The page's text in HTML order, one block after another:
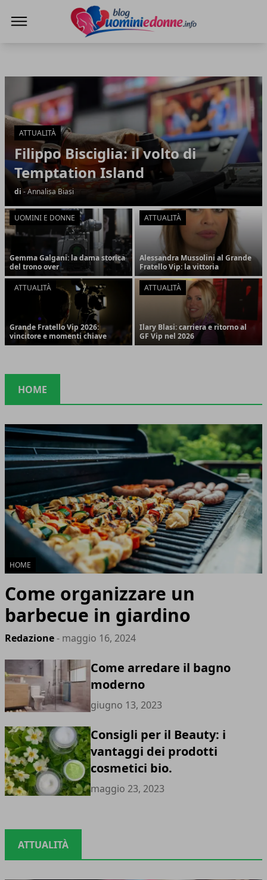
Articoli in Evidenza
ATTUALITÀ
Filippo Bisciglia: il volto di
Temptation Island
di - Annalisa Biasi
UOMINI E DONNE
Gemma Galgani: la dama storica
del trono over
ATTUALITÀ
Alessandra Mussolini al Grande
Fratello Vip: la vittoria
ATTUALITÀ
Grande Fratello Vip 2026:
vincitore e momenti chiave
ATTUALITÀ
Ilary Blasi: carriera e ritorno al
GF Vip nel 2026
HOME
HOME
Come organizzare un
barbecue in giardino
Redazione- maggio 16, 2024
Come arredare il bagno
moderno
giugno 13, 2023
Consigli per il Beauty: i
vantaggi dei prodotti
cosmetici bio.
maggio 23, 2023
ATTUALITÀ